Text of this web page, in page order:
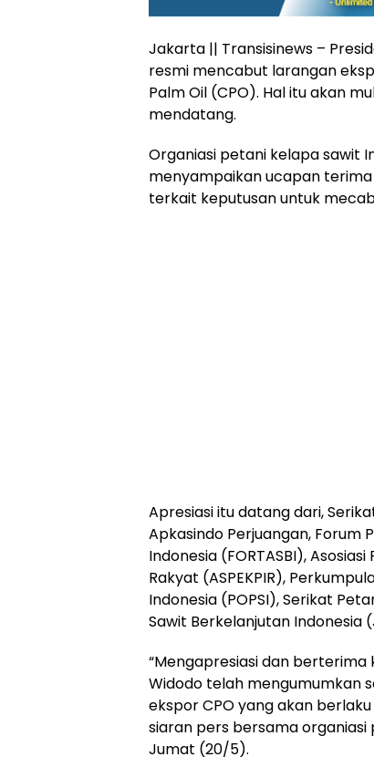
Jakarta || Transisinews –
resmi mencabut larangan
Palm Oil (CPO). Hal itu akan
mendatang.
Organiasi petani kelapa sawit
menyampaikan ucapan
terkait keputusan untuk
Apresiasi itu datang dari,
Apkasindo Perjuangan, Forum
Indonesia (FORTASBI),
Rakyat (ASPEKPIR),
Indonesia (POPSI), Serikat
Sawit Berkelanjutan Indonesia
“Mengapresiasi dan berterima
Widodo telah mengumumkan
ekspor CPO yang akan
siaran pers bersama
Jumat (20/5).